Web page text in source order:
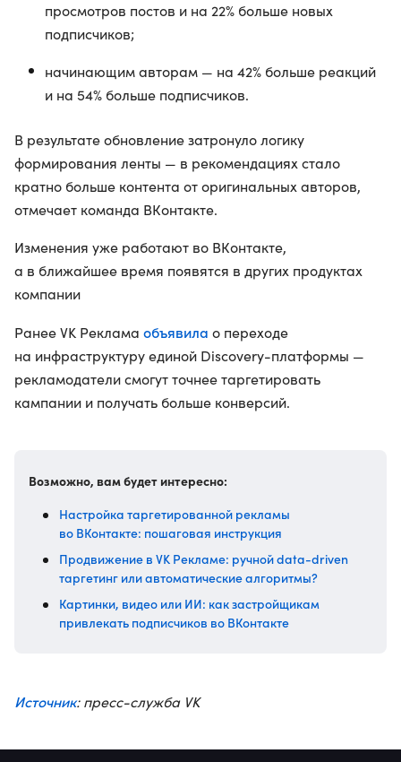
просмотров постов и на 22% больше новых
подписчиков;
начинающим авторам — на 42% больше реакций
и на 54% больше подписчиков.
В результате обновление затронуло логику
формирования ленты — в рекомендациях стало
кратно больше контента от оригинальных авторов,
отмечает команда ВКонтакте.
Изменения уже работают во ВКонтакте,
а в ближайшее время появятся в других продуктах
компании
Ранее VK Реклама объявила о переходе
на инфраструктуру единой Discovery-платформы —
рекламодатели смогут точнее таргетировать
кампании и получать больше конверсий.
Возможно, вам будет интересно:
Настройка таргетированной рекламы
во ВКонтакте: пошаговая инструкция
Продвижение в VK Рекламе: ручной data-driven
таргетинг или автоматические алгоритмы?
Картинки, видео или ИИ: как застройщикам
привлекать подписчиков во ВКонтакте
Источник: пресс-служба VK